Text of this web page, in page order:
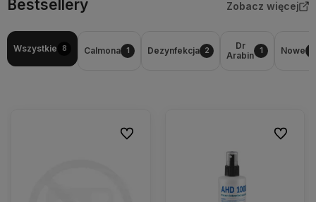
Bestsellery Zobacz więcej
Wszystkie 8 Calmona 1 Dezynfekcja 2
Dr
Arabin 1 Nowe
Do ulubionych Do